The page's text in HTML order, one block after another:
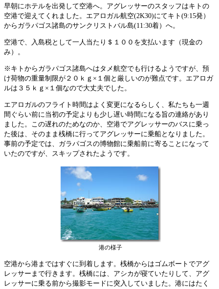
早朝にホテルを出発して空港へ。アグレッサーのスタッフはキトの
空港で迎えてくれました。エアロガル航空(2K30)にてキト(9:15発）
からガラパゴス諸島のサンクリストバル島(11:30着）へ。
空港で、入島税として一人当たり＄１００を支払います（現金の
み）。
※キトからガラパゴス諸島へはタメ航空でも行けるようですが、預
け荷物の重量制限が２０ｋｇ×１個と厳しいのが難点です。エアロガ
ルは３５ｋｇ×１個なので大丈夫でした。
エアロガルのフライト時間はよく変更になるらしく、私たちも一週
間ぐらい前に当初の予定よりも少し遅い時間になる旨の連絡があり
ました。この遅れのためなのか、空港でアグレッサーのバスに乗っ
た後は、そのまま桟橋に行ってアグレッサーに乗船となりました。
事前の予定では、ガラパゴスの博物館に乗船前に寄ることになって
いたのですが、スキップされたようです。
港の様子
空港から港まではすぐに到着します。桟橋からはゴムボートでアグ
レッサーまで行きます。桟橋には、アシカが寝ていたりして、アグ
レッサーに乗る前から撮影モードに突入していました。港にはたく